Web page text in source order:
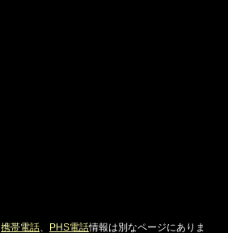
携帯電話 PHS電話情報は別なページにありま